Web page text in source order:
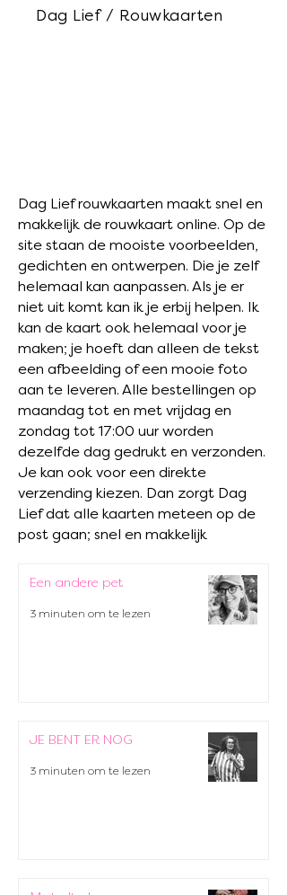
Dag Lief / Rouwkaarten
Dag Lief rouwkaarten maakt snel en
makkelijk de rouwkaart online. Op de
site staan de mooiste voorbeelden,
gedichten en ontwerpen. Die je zelf
helemaal kan aanpassen. Als je er
niet uit komt kan ik je erbij helpen. Ik
kan de kaart ook helemaal voor je
maken; je hoeft dan alleen de tekst
een afbeelding of een mooie foto
aan te leveren. Alle bestellingen op
maandag tot en met vrijdag en
zondag tot 17:00 uur worden
dezelfde dag gedrukt en verzonden.
Je kan ook voor een direkte
verzending kiezen. Dan zorgt Dag
Lief dat alle kaarten meteen op de
post gaan; snel en makkelijk
Een andere pet
3 minuten om te lezen
JE BENT ER NOG
3 minuten om te lezen